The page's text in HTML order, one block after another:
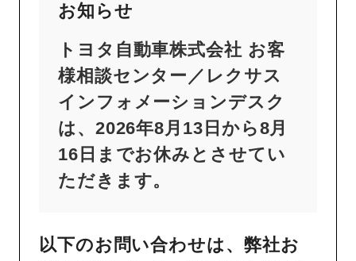
お知らせ
トヨタ自動車株式会社 お客
様相談センター／レクサス
インフォメーションデスク
は、2026年8月13日から8月
16日までお休みとさせてい
ただきます。
以下のお問い合わせは、弊社お